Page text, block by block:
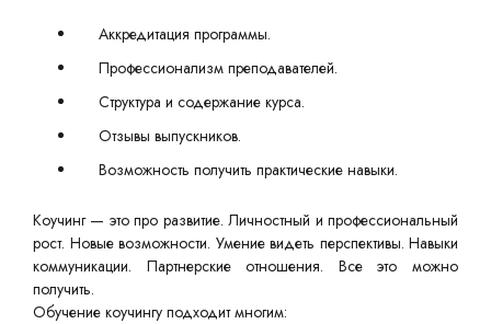
Аккредитация программы.
Профессионализм преподавателей.
Структура и содержание курса.
Отзывы выпускников.
Возможность получить практические навыки.
Коучинг — это про развитие. Личностный и профессиональный
рост. Новые возможности. Умение видеть перспективы. Навыки
коммуникации. Партнерские отношения. Все это можно
получить.
Обучение коучингу подходит многим: